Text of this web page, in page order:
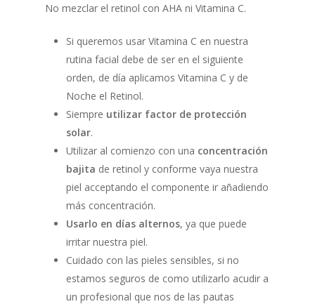
No mezclar el retinol con AHA ni Vitamina C.
Si queremos usar Vitamina C en nuestra
rutina facial debe de ser en el siguiente
orden, de día aplicamos Vitamina C y de
Noche el Retinol.
Siempre utilizar factor de protección
solar.
Utilizar al comienzo con una concentración
bajita de retinol y conforme vaya nuestra
piel acceptando el componente ir añadiendo
más concentración.
Usarlo en días alternos, ya que puede
irritar nuestra piel.
Cuidado con las pieles sensibles, si no
estamos seguros de como utilizarlo acudir a
un profesional que nos de las pautas